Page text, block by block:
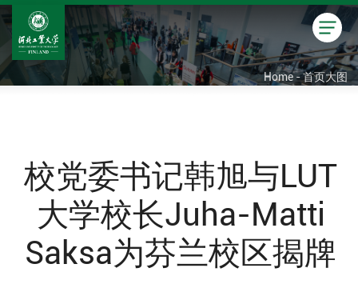
Home - 首页大图
校党委书记韩旭与LUT
大学校长Juha-Matti
Saksa为芬兰校区揭牌